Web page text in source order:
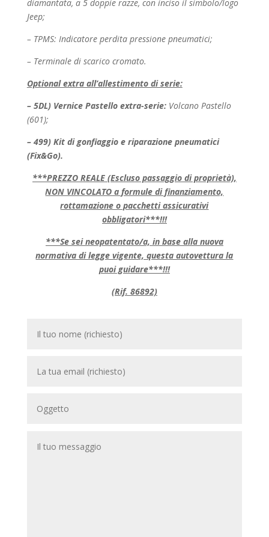
diamantata, a 5 doppie razze, con inciso ilsimbolo/logo
Jeep;
– TPMS: Indicatore perdita pressione pneumatici;
– Terminale di scarico cromato.
Optional extra all’allestimento di serie:
– 5DL) Vernice Pastello extra-serie:Volcano Pastello
(601);
– 499)Kit di gonfiaggio e riparazione pneumatici
(Fix&Go).
***PREZZO REALE (Escluso passaggio di proprietà),
NON VINCOLATO a formule di finanziamento,
rottamazione o pacchetti assicurativi
obbligatori***!!!
***Se sei neopatentato/a, in base alla nuova
normativa di legge vigente, questa autovettura la
puoi guidare***!!!
(Rif. 86892)